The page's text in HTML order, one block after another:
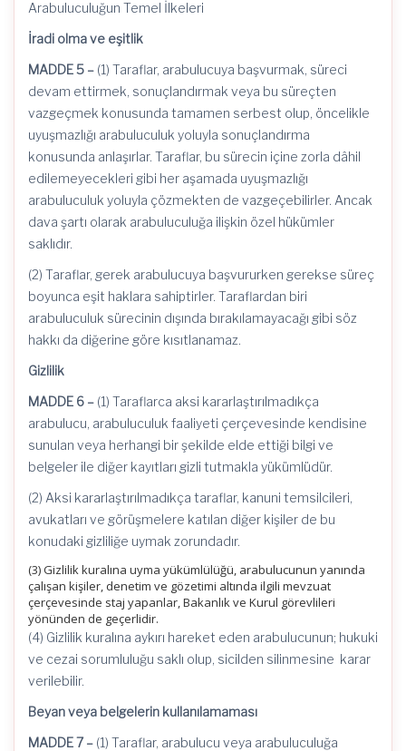
Arabuluculuğun Temel İlkeleri
İradi olma ve eşitlik
MADDE 5 – (1) Taraflar, arabulucuya başvurmak, süreci
devam ettirmek, sonuçlandırmak veya bu süreçten
vazgeçmek konusunda tamamen serbest olup, öncelikle
uyuşmazlığı arabuluculuk yoluyla sonuçlandırma
konusunda anlaşırlar. Taraflar, bu sürecin içine zorla dâhil
edilemeyecekleri gibi her aşamada uyuşmazlığı
arabuluculuk yoluyla çözmekten de vazgeçebilirler. Ancak
dava şartı olarak arabuluculuğa ilişkin özel hükümler
saklıdır.
(2) Taraflar, gerek arabulucuya başvururken gerekse süreç
boyunca eşit haklara sahiptirler. Taraflardan biri
arabuluculuk sürecinin dışında bırakılamayacağı gibi söz
hakkı da diğerine göre kısıtlanamaz.
Gizlilik
MADDE 6 – (1) Taraflarca aksi kararlaştırılmadıkça
arabulucu, arabuluculuk faaliyeti çerçevesinde kendisine
sunulan veya herhangi bir şekilde elde ettiği bilgi ve
belgeler ile diğer kayıtları gizli tutmakla yükümlüdür.
(2) Aksi kararlaştırılmadıkça taraflar, kanuni temsilcileri,
avukatları ve görüşmelere katılan diğer kişiler de bu
konudaki gizliliğe uymak zorundadır.
(3) Gizlilik kuralına uyma yükümlülüğü, arabulucunun yanında
çalışan kişiler, denetim ve gözetimi altında ilgili mevzuat
çerçevesinde staj yapanlar, Bakanlık ve Kurul görevlileri
yönünden de geçerlidir.
(4) Gizlilik kuralına aykırı hareket eden arabulucunun; hukuki
ve cezai sorumluluğu saklı olup, sicilden silinmesine karar
verilebilir.
Beyan veya belgelerin kullanılamaması
MADDE 7 – (1) Taraflar, arabulucu veya arabuluculuğa